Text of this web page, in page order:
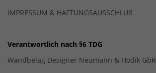
IMPRESSUM & HAFTUNGSAUSSCHLUß
Verantwortlich nach §6 TDG
Wandbelag Designer Neumann & Hodik GbR